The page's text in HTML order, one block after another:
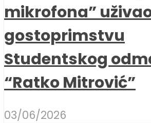
mikrofona”
gostoprimstvu
Studentskog
“Ratko Mitrović”
03/06/2026